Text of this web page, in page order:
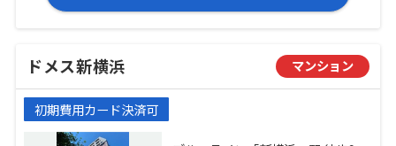
ドメス新横浜 マンション
初期費用カード決済可